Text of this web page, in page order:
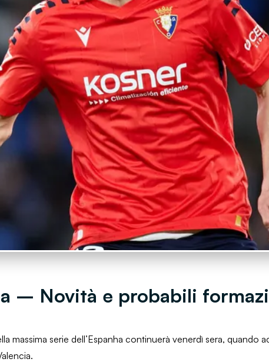
– Novità e probabili
massima serie dell’Espanha continuerà venerdì sera, quando